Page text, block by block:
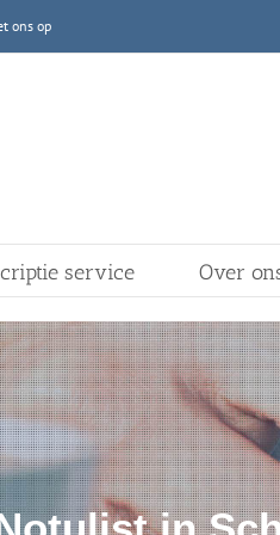
ons op
service Over